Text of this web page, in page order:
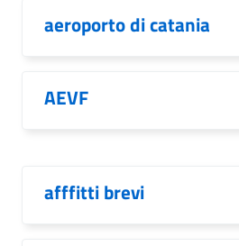
aeroporto di catania
AEVF
afffitti brevi